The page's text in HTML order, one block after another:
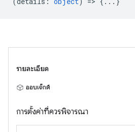
รายละเอียด
ออบเจ็กต์
การตั้งค่าที่ควรพิจารณา